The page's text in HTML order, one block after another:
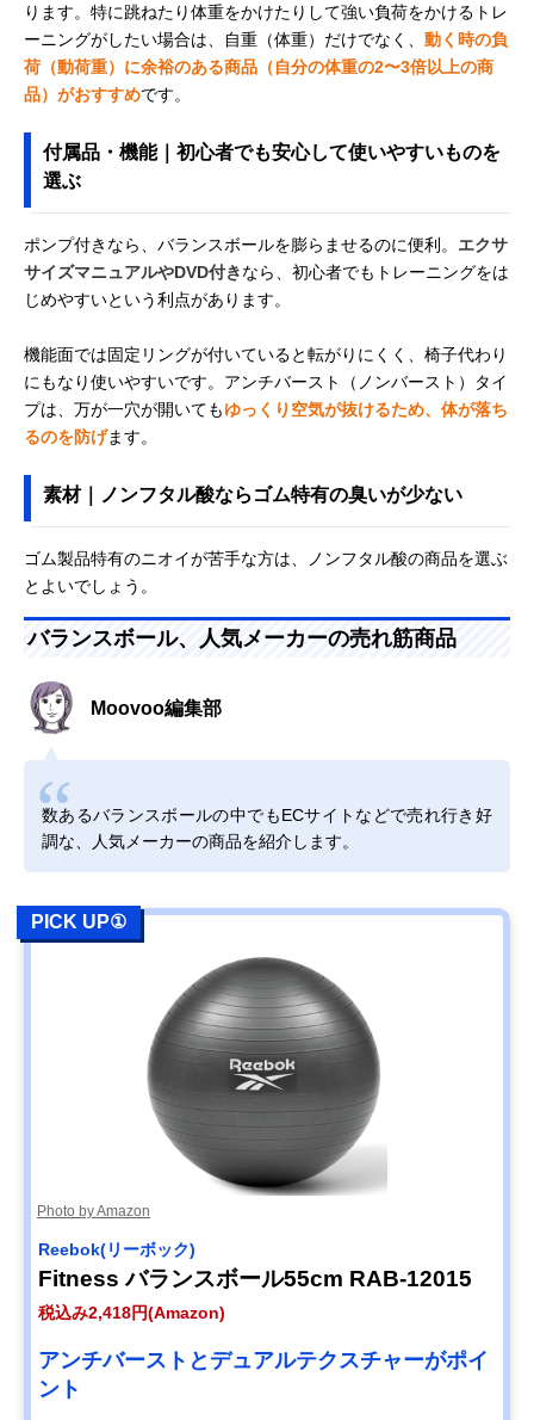
ります。特に跳ねたり体重をかけたりして強い負荷をかけるトレ
ーニングがしたい場合は、自重（体重）だけでなく、 動く時の負
荷（動荷重）に余裕のある商品（自分の体重の2〜3倍以上の商
品）がおすすめです。
付属品・機能｜初心者でも安心して使いやすいものを
選ぶ
ポンプ付きなら、バランスボールを膨らませるのに便利。 エクサ
サイズマニュアルやDVD付きなら、初心者でもトレーニングをは
じめやすいという利点があります。
機能面では固定リングが付いていると転がりにくく、椅子代わり
にもなり使いやすいです。アンチバースト（ノンバースト）タイ
プは、万が一穴が開いてもゆっくり空気が抜けるため、体が落ち
るのを防げます。
素材｜ノンフタル酸ならゴム特有の臭いが少ない
ゴム製品特有のニオイが苦手な方は、ノンフタル酸の商品を選ぶ
とよいでしょう。
バランスボール、人気メーカーの売れ筋商品
Moovoo編集部
数あるバランスボールの中でもECサイトなどで売れ行き好
調な、人気メーカーの商品を紹介します。
PICK UP①
Photo by Amazon
Reebok(リーボック)
Fitness バランスボール55cm RAB-12015
税込み2,418円(Amazon)
アンチバーストとデュアルテクスチャーがポイ
ント